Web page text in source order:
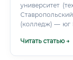
университет
(колледж) — юг России ✅ Омский
Восточная Сибирь Дополнительное
Читать статью →